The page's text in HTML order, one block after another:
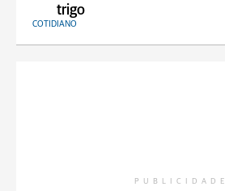
trigo
COTIDIANO
PUBLICIDADE